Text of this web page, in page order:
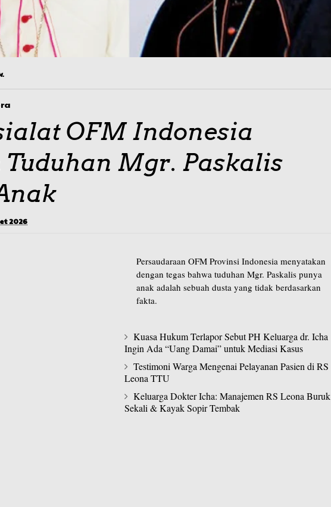
OFM Indonesia
Mgr. Paskalis
2026
Persaudaraan OFM Provinsi Indonesia menyatakan
dengan tegas bahwa tuduhan Mgr. Paskalis punya
anak adalah sebuah dusta yang tidak berdasarkan
fakta.
Kuasa Hukum Terlapor Sebut PH Keluarga dr. Icha
Ingin Ada “Uang Damai” untuk Mediasi Kasus
Testimoni Warga Mengenai Pelayanan Pasien di RS
Leona TTU
Keluarga Dokter Icha: Manajemen RS Leona Buruk
Sekali & Kayak Sopir Tembak